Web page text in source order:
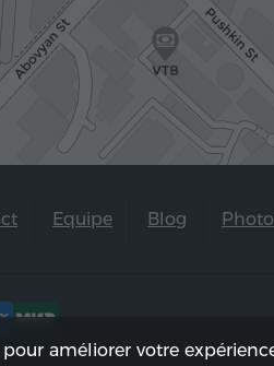
Equipe Blog
pour améliorer votre